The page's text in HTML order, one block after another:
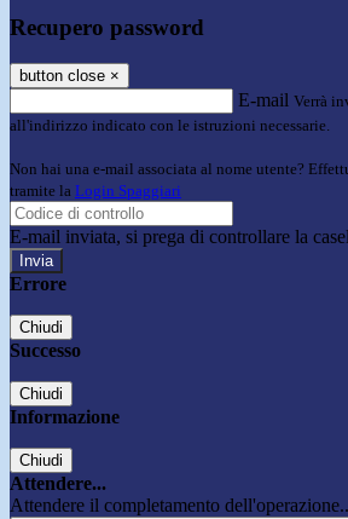
Recupero password
button close ×
E-mail Verrà
all'indirizzo indicato con le istruzioni necessarie.
Non hai una e-mail associata al nome utente?
tramite la Login Spaggiari
E-mail inviata, si prega di controllare la
Errore
Chiudi
Successo
Chiudi
Informazione
Chiudi
Attendere...
Attendere il completamento